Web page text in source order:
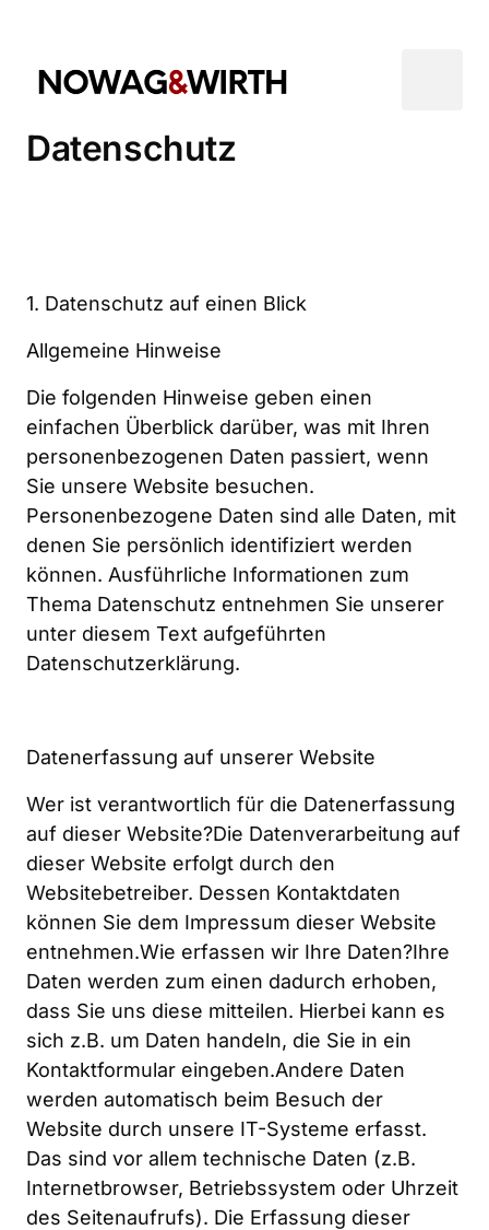
Datenschutz
1. Datenschutz auf einen Blick
Allgemeine Hinweise
Die folgenden Hinweise geben einen
einfachen Überblick darüber, was mit Ihren
personenbezogenen Daten passiert, wenn
Sie unsere Website besuchen.
Personenbezogene Daten sind alle Daten, mit
denen Sie persönlich identifiziert werden
können. Ausführliche Informationen zum
Thema Datenschutz entnehmen Sie unserer
unter diesem Text aufgeführten
Datenschutzerklärung.
Datenerfassung auf unserer Website
Wer ist verantwortlich für die Datenerfassung
auf dieser Website?Die Datenverarbeitung auf
dieser Website erfolgt durch den
Websitebetreiber. Dessen Kontaktdaten
können Sie dem Impressum dieser Website
entnehmen.Wie erfassen wir Ihre Daten?Ihre
Daten werden zum einen dadurch erhoben,
dass Sie uns diese mitteilen. Hierbei kann es
sich z.B. um Daten handeln, die Sie in ein
Kontaktformular eingeben.Andere Daten
werden automatisch beim Besuch der
Website durch unsere IT-Systeme erfasst.
Das sind vor allem technische Daten (z.B.
Internetbrowser, Betriebssystem oder Uhrzeit
des Seitenaufrufs). Die Erfassung dieser